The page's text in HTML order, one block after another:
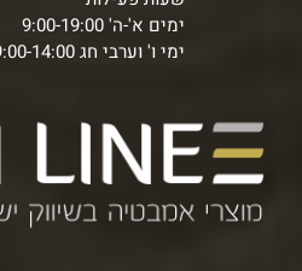
ימים א'-ה' 9:00-19:00
ימי ו' וערבי חג 9:00-14:00